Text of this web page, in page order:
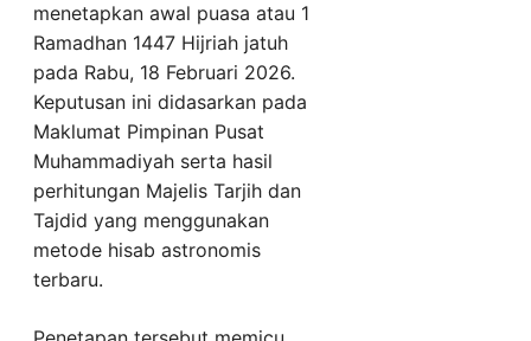
menetapkan awal puasa atau 1
Ramadhan 1447 Hijriah jatuh
pada Rabu, 18 Februari 2026.
Keputusan ini didasarkan pada
Maklumat Pimpinan Pusat
Muhammadiyah serta hasil
perhitungan Majelis Tarjih dan
Tajdid yang menggunakan
metode hisab astronomis
terbaru.